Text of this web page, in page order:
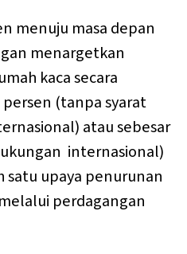
menuju masa depan
menargetkan
kaca secara
persen (tanpa syarat
atau sebesar
internasional)
satu upaya penurunan
perdagangan